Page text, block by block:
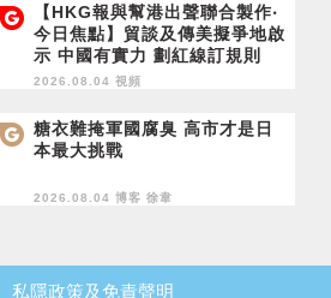
【HKG報與幫港出聲聯合製作‧
今日焦點】貿談及傳美擬爭地啟
示 中國有實力 劃紅線訂規則
2026.08.04 視頻
糖衣難掩軍國腐臭 高市才是日
本最大挑戰
2026.08.04 博客 徐韋
私隱政策及免責聲明